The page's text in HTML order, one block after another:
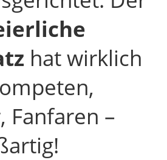
hat wirklich
Fanfaren –